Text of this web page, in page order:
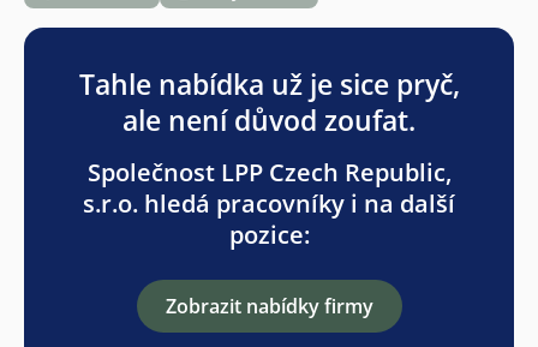
Tahle nabídka už je sice pryč,
ale není důvod zoufat.
Společnost LPP Czech Republic,
s.r.o. hledá pracovníky i na další
pozice:
Zobrazit nabídky firmy